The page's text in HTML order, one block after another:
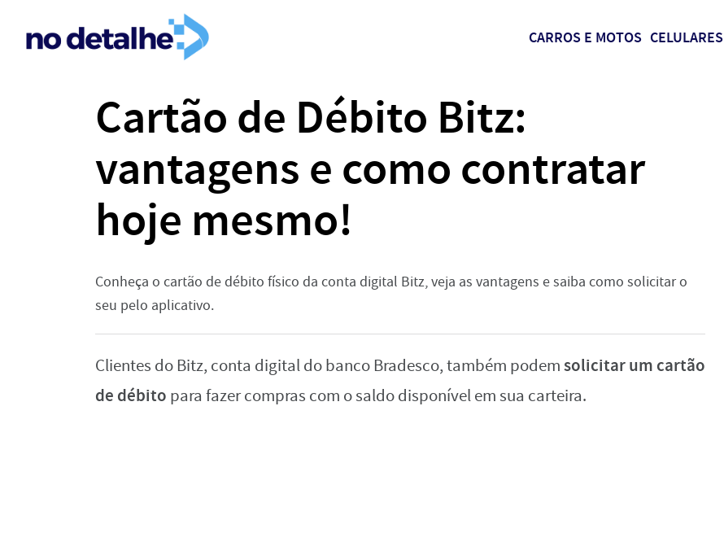
CARROS E MOTOS CELULARES
Cartão de Débito Bitz:
vantagens e como contratar
hoje mesmo!
Conheça o cartão de débito físico da conta digital Bitz, veja as vantagens e saiba como solicitar o
seu pelo aplicativo.
Clientes do Bitz, conta digital do banco Bradesco, também podemsolicitar um cartão
de débito para fazer compras com o saldo disponível em sua carteira.